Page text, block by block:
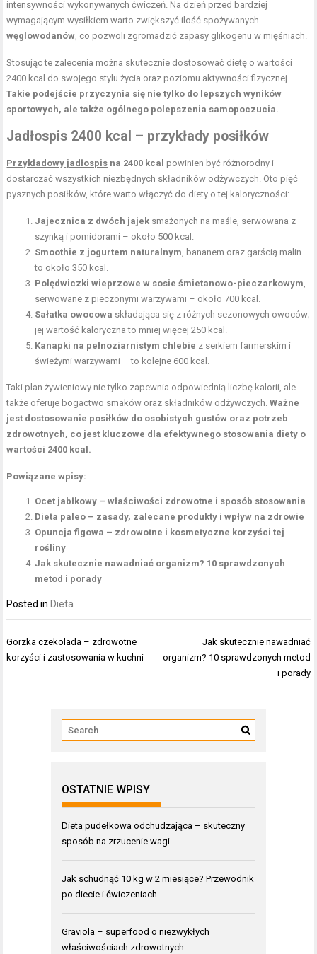
intensywności wykonywanych ćwiczeń. Na dzień przed bardziej
wymagającym wysiłkiem warto zwiększyć ilość spożywanych
węglowodanów, co pozwoli zgromadzić zapasy glikogenu w mięśniach.
Stosując te zalecenia można skutecznie dostosować dietę o wartości
2400 kcal do swojego stylu życia oraz poziomu aktywności fizycznej.
Takie podejście przyczynia się nie tylko do lepszych wyników
sportowych, ale także ogólnego polepszenia samopoczucia.
Jadłospis 2400 kcal – przykłady posiłków
Przykładowy jadłospis na 2400 kcal powinien być różnorodny i
dostarczać wszystkich niezbędnych składników odżywczych. Oto pięć
pysznych posiłków, które warto włączyć do diety o tej kaloryczności:
Jajecznica z dwóch jajek smażonych na maśle, serwowana z
szynką i pomidorami – około 500 kcal.
Smoothie z jogurtem naturalnym, bananem oraz garścią malin –
to około 350 kcal.
Polędwiczki wieprzowe w sosie śmietanowo-pieczarkowym,
serwowane z pieczonymi warzywami – około 700 kcal.
Sałatka owocowa składająca się z różnych sezonowych owoców;
jej wartość kaloryczna to mniej więcej 250 kcal.
Kanapki na pełnoziarnistym chlebie z serkiem farmerskim i
świeżymi warzywami – to kolejne 600 kcal.
Taki plan żywieniowy nie tylko zapewnia odpowiednią liczbę kalorii, ale
także oferuje bogactwo smaków oraz składników odżywczych.Ważne
jest dostosowanie posiłków do osobistych gustów oraz potrzeb
zdrowotnych, co jest kluczowe dla efektywnego stosowania diety o
wartości 2400 kcal.
Powiązane wpisy:
Ocet jabłkowy – właściwości zdrowotne i sposób stosowania
Dieta paleo – zasady, zalecane produkty i wpływ na zdrowie
Opuncja figowa – zdrowotne i kosmetyczne korzyści tej
rośliny
Jak skutecznie nawadniać organizm? 10 sprawdzonych
metod i porady
Posted in Dieta
Nawigacja
wpisu
Gorzka czekolada – zdrowotne
korzyści i zastosowania w kuchni
Jak skutecznie nawadniać
organizm? 10 sprawdzonych metod
i porady
OSTATNIE WPISY
Dieta pudełkowa odchudzająca – skuteczny
sposób na zrzucenie wagi
Jak schudnąć 10 kg w 2 miesiące? Przewodnik
po diecie i ćwiczeniach
Graviola – superfood o niezwykłych
właściwościach zdrowotnych